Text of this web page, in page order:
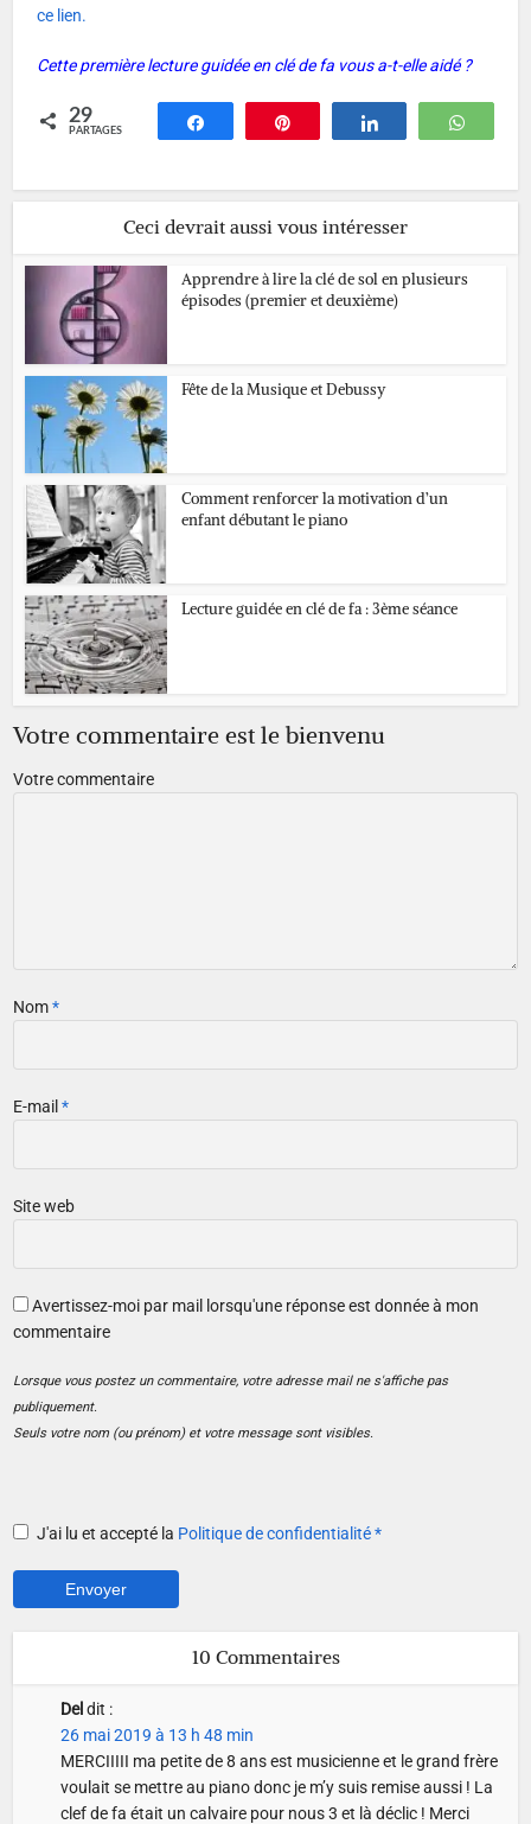
ce lien.
Cette première lecture guidée en clé de fa vous a-t-elle aidé ?
29
PARTAGES
Partagez Partagez
Ceci devrait aussi vous intéresser
Apprendre à lire la clé de sol en plusieurs
épisodes (premier et deuxième)
Fête de la Musique et Debussy
Comment renforcer la motivation d’un
enfant débutant le piano
Lecture guidée en clé de fa : 3ème séance
Votre commentaire est le bienvenu
Votre commentaire
Nom*
E-mail*
Site web
Avertissez-moi par mail lorsqu'une réponse est donnée à mon
commentaire
Lorsque vous postez un commentaire, votre adresse mail ne s'affiche pas
publiquement.
Seuls votre nom (ou prénom) et votre message sont visibles.
J'ai lu et accepté la Politique de confidentialité*
10 Commentaires
Del dit :
26 mai 2019 à 13 h 48 min
MERCIIIII ma petite de 8 ans est musicienne et le grand frère
voulait se mettre au piano donc je m’y suis remise aussi ! La
clef de fa était un calvaire pour nous 3 et là déclic ! Merci